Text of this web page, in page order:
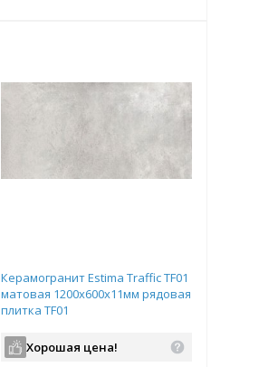
Керамогранит Estima Traffic TF01
матовая 1200х600х11мм рядовая
плитка TF01
Хорошая цена!